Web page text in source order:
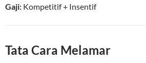
Gaji: Kompetitif+ Insentif
Tata Cara Melamar